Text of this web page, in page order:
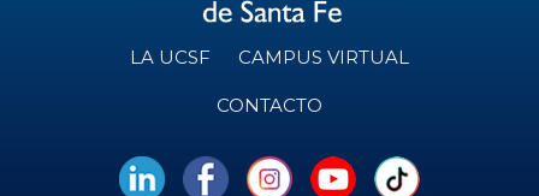
LA UCSF CAMPUS VIRTUAL
CONTACTO